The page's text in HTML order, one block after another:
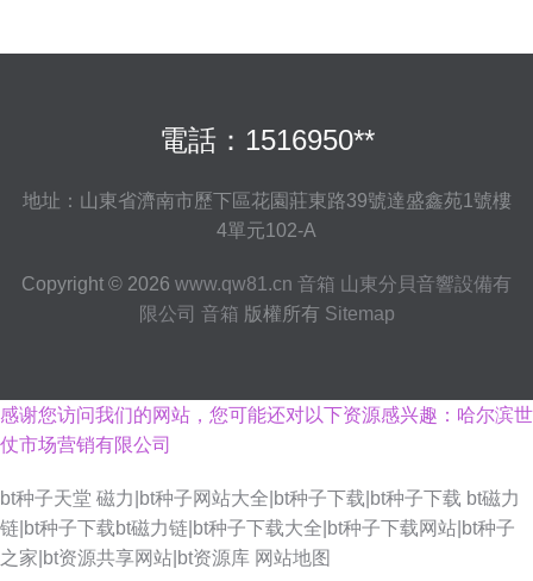
電話：1516950**
地址：山東省濟南市歷下區花園莊東路39號達盛鑫苑1號樓
4單元102-A
Copyright © 2026 www.qw81.cn 音箱 山東分貝音響設備有
限公司 音箱 版權所有 Sitemap
感谢您访问我们的网站，您可能还对以下资源感兴趣：哈尔滨世
仗市场营销有限公司
bt种子天堂 磁力|bt种子网站大全|bt种子下载|bt种子下载 bt磁力
链|bt种子下载bt磁力链|bt种子下载大全|bt种子下载网站|bt种子
之家|bt资源共享网站|bt资源库 网站地图